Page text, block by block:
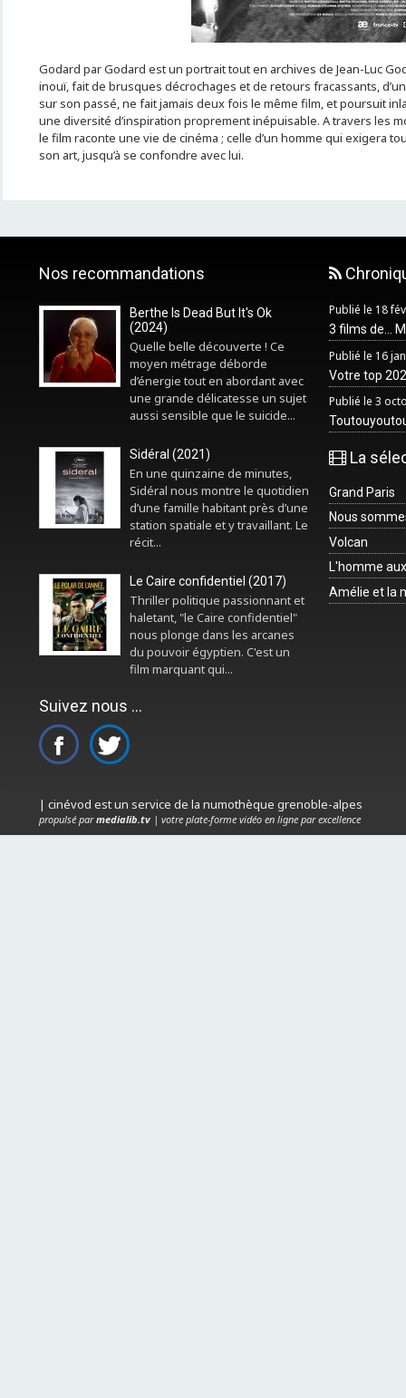
Godard par Godard est un portrait tout en archives de Jean-Luc
inouï, fait de brusques décrochages et de retours fracassants,
sur son passé, ne fait jamais deux fois le même film, et poursuit
une diversité d’inspiration proprement inépuisable. A travers les
le film raconte une vie de cinéma ; celle d’un homme qui exigera
son art, jusqu’à se confondre avec lui.
Nos recommandations
Berthe Is Dead But It's Ok
(2024)
Quelle belle découverte ! Ce
moyen métrage déborde
d’énergie tout en abordant avec
une grande délicatesse un sujet
aussi sensible que le suicide...
Sidéral (2021)
En une quinzaine de minutes,
Sidéral nous montre le quotidien
d’une famille habitant près d’une
station spatiale et y travaillant. Le
récit...
Le Caire confidentiel (2017)
Thriller politique passionnant et
haletant, "le Caire confidentiel"
nous plonge dans les arcanes
du pouvoir égyptien. C'est un
film marquant qui...
Suivez nous ...
Publié le 18
3 films de...
Publié le 16
Votre top
Publié le 3
La
Grand Paris
Nous
Volcan
L'homme
Amélie et la
| cinévod est un service de la numothèque grenoble-alpes
propulsé parmedialib.tv| votre plate-forme vidéo en ligne par excellence